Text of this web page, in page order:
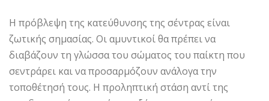
Η πρόβλεψη της κατεύθυνσης της σέντρας είναι
ζωτικής σημασίας. Οι αμυντικοί θα πρέπει να
διαβάζουν τη γλώσσα του σώματος του παίκτη που
σεντράρει και να προσαρμόζουν ανάλογα την
τοποθέτησή τους. Η προληπτική στάση αντί της